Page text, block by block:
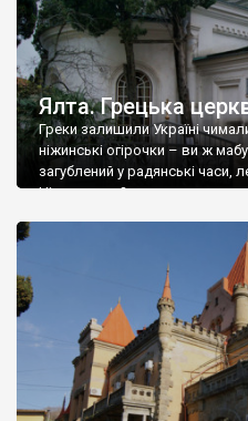
Ялта. Грецька
Греки залишили Україні
ніжинські огірочки – ви ж
загублений у радянські часи,
Ніжин греки?